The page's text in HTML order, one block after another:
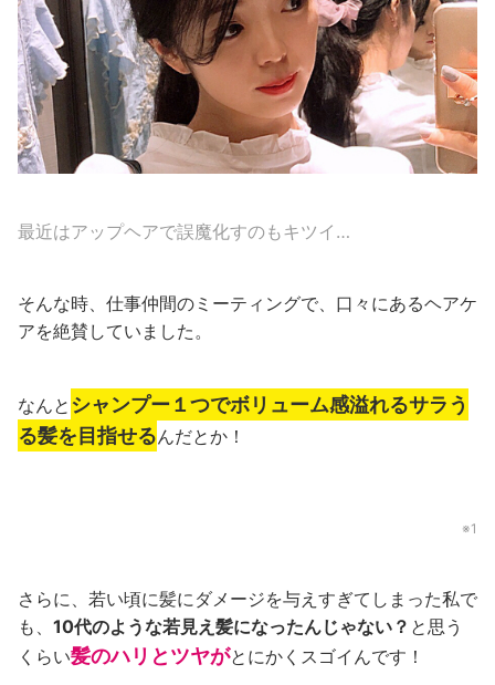
最近はアップヘアで誤魔化すのもキツイ…
そんな時、仕事仲間のミーティングで、口々にあるヘアケ
アを絶賛していました。
なんと シャンプー１つでボリューム感溢れるサラう
る髪を目指せるんだとか！
※1
さらに、若い頃に髪にダメージを与えすぎてしまった私で
も、 10代のような若見え髪になったんじゃない？ と思う
くらい髪のハリとツヤがとにかくスゴイんです！